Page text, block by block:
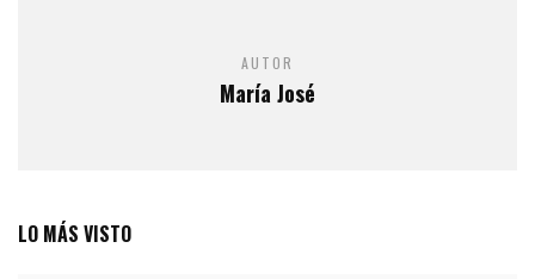
AUTOR
María José
LO MÁS VISTO